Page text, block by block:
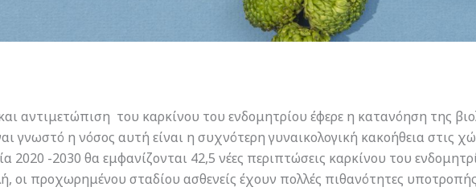
αντιμετώπιση του καρκίνου του ενδομητρίου έφερε η κατανόηση της
γνωστό η νόσος αυτή είναι η συχνότερη γυναικολογική κακοήθεια στις
2020 -2030 θα εμφανίζονται 42,5 νέες περιπτώσεις καρκίνου του
οι προχωρημένου σταδίου ασθενείς έχουν πολλές πιθανότητες